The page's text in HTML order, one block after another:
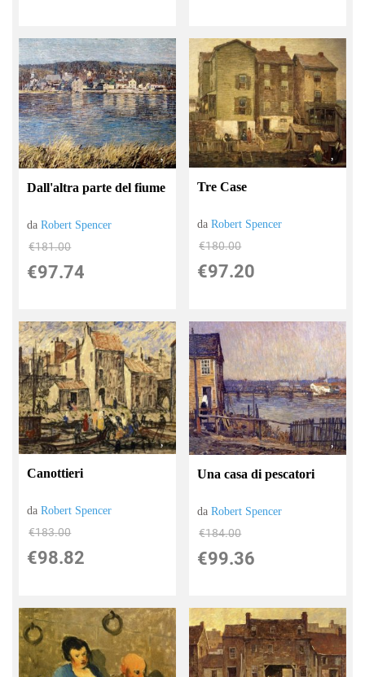
Dall'altra parte del fiume
daRobert Spencer
€181.00
€97.74
Tre Case
daRobert Spencer
€180.00
€97.20
Canottieri
daRobert Spencer
€183.00
€98.82
Una casa di pescatori
daRobert Spencer
€184.00
€99.36